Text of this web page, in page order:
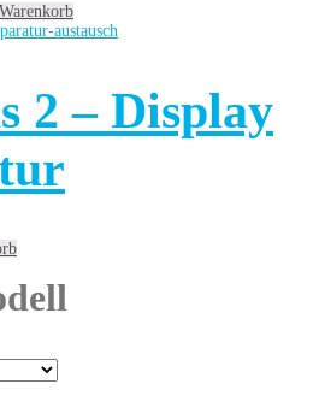
2 – Display